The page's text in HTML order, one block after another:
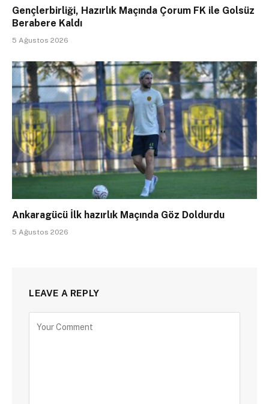
Gençlerbirliği, Hazırlık Maçında Çorum FK ile Golsüz
Berabere Kaldı
5 Ağustos 2026
Ankaragücü İlk hazırlık Maçında Göz Doldurdu
5 Ağustos 2026
LEAVE A REPLY